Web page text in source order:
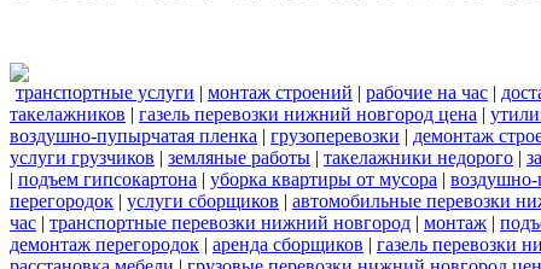
транспортные услуги | монтаж строений | рабочие на час |
такелажников | газель перевозки нижний новгород цена |
воздушно-пупырчатая пленка | грузоперевозки | демонтаж
услуги грузчиков | земляные работы | такелажники недорого |
| подъем гипсокартона | уборка квартиры от мусора | воздушно-
перегородок | услуги сборщиков | автомобильные перевозки
час | транспортные перевозки нижний новгород | монтаж |
демонтаж перегородок | аренда сборщиков | газель перевозки